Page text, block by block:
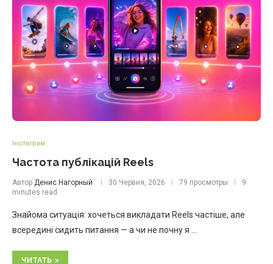
Інстаграм
Частота публікацій Reels
Автор Денис Нагорный 30 Червня, 2026 79 просмотры
9
minutes read
Знайома ситуація: хочеться викладати Reels частіше, але
всередині сидить питання — а чи не почну я …
ЧИТАТЬ